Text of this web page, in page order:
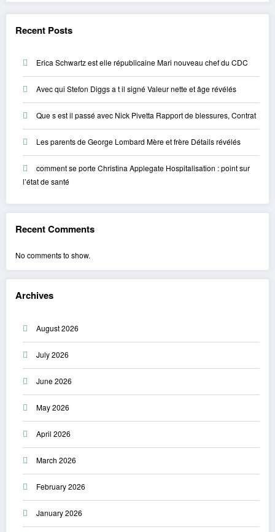
Recent Posts
Erica Schwartz est elle républicaine Mari nouveau chef du CDC
Avec qui Stefon Diggs a t il signé Valeur nette et âge révélés
Que s est il passé avec Nick Pivetta Rapport de blessures, Contrat
Les parents de George Lombard Mère et frère Détails révélés
comment se porte Christina Applegate Hospitalisation : point sur
l’état de santé
Recent Comments
No comments to show.
Archives
August 2026
July 2026
June 2026
May 2026
April 2026
March 2026
February 2026
January 2026